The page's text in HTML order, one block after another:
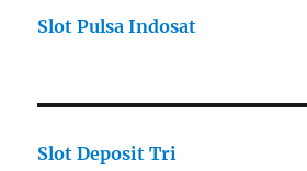
Slot Pulsa Indosat
Slot Deposit Tri